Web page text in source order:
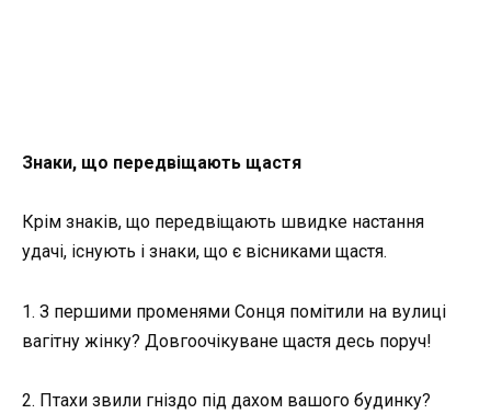
Знаки, що передвіщають щастя
Крім знаків, що передвіщають швидке настання
удачі, існують і знаки, що є вісниками щастя.
1. З першими променями Сонця помітили на вулиці
вагітну жінку? Довгоочікуване щастя десь поруч!
2. Птахи звили гніздо під дахом вашого будинку?